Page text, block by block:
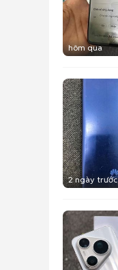
hôm qua
2 ngày trước